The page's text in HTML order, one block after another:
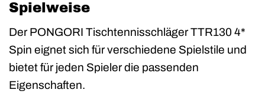
Spielweise
Der PONGORI Tischtennisschläger TTR130 4*
Spin eignet sich für verschiedene Spielstile und
bietet für jeden Spieler die passenden
Eigenschaften.